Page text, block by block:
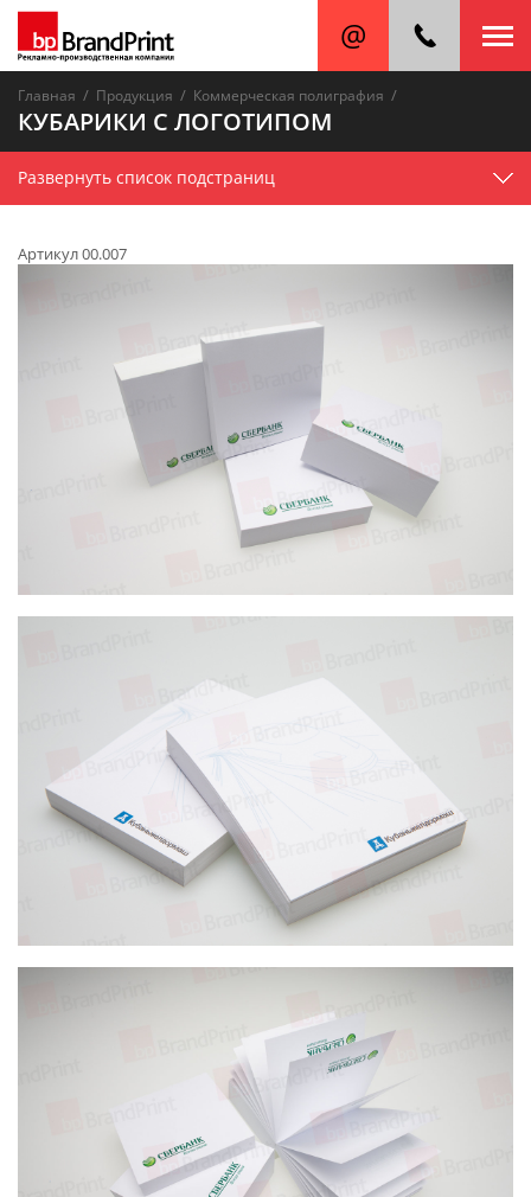
Главная / Продукция / Коммерческая полиграфия /
КУБАРИКИ С ЛОГОТИПОМ
Развернуть список подстраниц
Артикул 00.007